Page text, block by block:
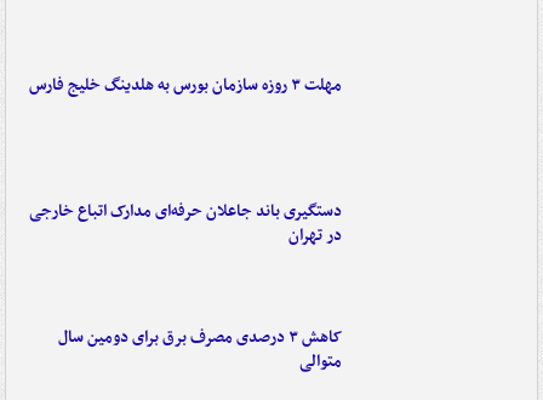
مهلت ۳ روزه سازمان بورس به هلدینگ خلیج فارس
دستگیری باند جاعلان حرفه‌ای مدارک اتباع خارجی
در تهران
کاهش ۳ درصدی مصرف برق برای دومین سال
متوالی